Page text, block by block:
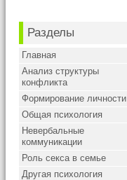
Разделы
Главная
Анализ структуры
конфликта
Формирование личности
Общая психология
Невербальные
коммуникации
Роль секса в семье
Другая психология